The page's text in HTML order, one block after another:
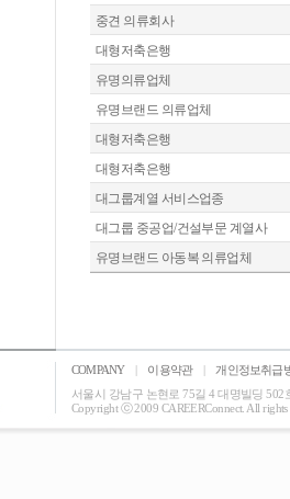
중견 의류회사
대형저축은행
유명의류업체
유명브랜드 의류업체
대형저축은행
대형저축은행
대그룹계열 서비스업종
대그룹 중공업/건설부문 계열사
유명브랜드 아동복 의류업체
COMPANY | 이용약관 |
개인정보취급
서울시 강남구 논현로 75길 4 대명빌딩 502
Copyright ⓒ 2009 CAREERConnect. All rights